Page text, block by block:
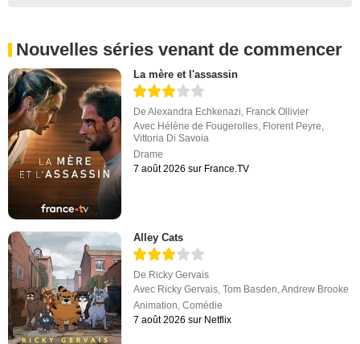
Nouvelles séries venant de commencer
La mère et l'assassin
DeAlexandra Echkenazi, Franck Ollivier
Avec Hélène de Fougerolles, Florent Peyre,
Vittoria Di Savoia
Drame
7 août 2026 sur France.TV
Alley Cats
De Ricky Gervais
Avec Ricky Gervais,Tom Basden,Andrew Brooke
Animation,Comédie
7 août 2026 sur Netflix